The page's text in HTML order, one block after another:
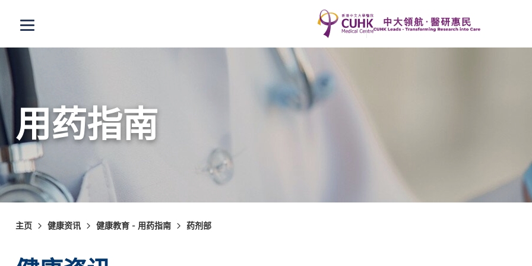
打开选单
用药指南
主页 健康资讯 健康教育 - 用药指南 药剂部